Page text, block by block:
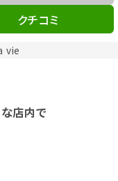
vie
クチコミ
店内で